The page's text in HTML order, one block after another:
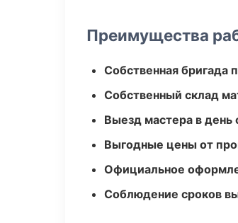
Преимущества
Собственная бригада
Собственный склад
Выезд мастера в день
Выгодные цены от
Официальное
Соблюдение сроков